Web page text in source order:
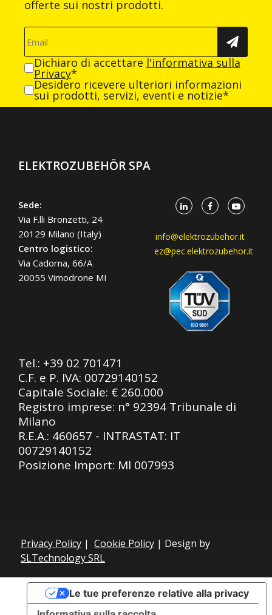
offerte sui nostri prodotti.
Dichiaro di accettare l'informativa sulla
Privacy*
Desidero ricevere ulteriori informazioni
sui prodotti, servizi, eventi e notizie*
ELEKTROZUBEHÖR SPA
Sede:
Via F.lli Bronzetti, 24
20129 Milano (Italy)
Centro logistico:
Via Cadorna, 66/A
20055 Vimodrone MI
info@elektrozubehor.it
ez@pec.elektrozubehor.it
Tel.: +39 02 701471
C.F. e P. IVA: 00729140152
Capitale Sociale: € 260.000
Registro imprese: n° 92394 Tribunale di
Milano
R.E.A.: 460657 - INTRASTAT: IT
00729140152
Posizione Import: Ml 007993
Privacy Policy | Cookie Policy | Design by
SLTechnology SRL
Le tue preferenze relative alla privacy